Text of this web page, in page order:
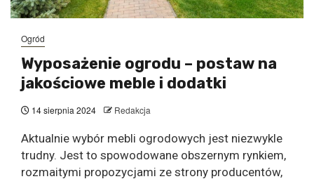
Ogród
Wyposażenie ogrodu – postaw na
jakościowe meble i dodatki
14 sierpnia 2024 Redakcja
Aktualnie wybór mebli ogrodowych jest niezwykle
trudny. Jest to spowodowane obszernym rynkiem,
rozmaitymi propozycjami ze strony producentów,